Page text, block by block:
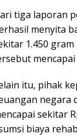
tiga laporan
menyita
1.450
mencapai
itu, pihak
negara
sekitar
biaya